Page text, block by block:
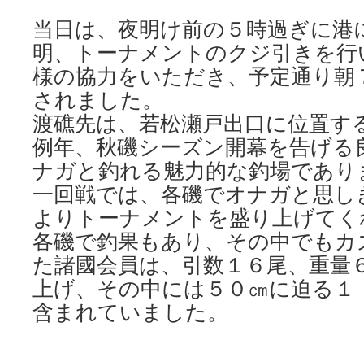
当日は、夜明け前の５時過ぎに港
明、トーナメントのクジ引きを
様の協力をいただき、予定通り朝
されました。
渡礁先は、若松瀬戸出口に位置す
例年、秋磯シーズン開幕を告げ
ナガと釣れる魅力的な釣場であり
一回戦では、各磯でオナガと思
よりトーナメントを盛り上げて
各磯で釣果もあり、その中でも
た諸國会員は、引数１６尾、重量
上げ、その中には５０㎝に迫る
含まれていました。